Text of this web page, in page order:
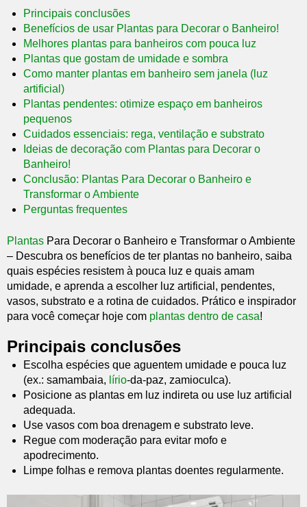
Principais conclusões
Benefícios de usar Plantas para Decorar o Banheiro!
Melhores plantas para banheiros com pouca luz
Plantas que gostam de umidade e sombra
Como manter plantas em banheiro sem janela (luz
artificial)
Plantas pendentes: otimize espaço em banheiros
pequenos
Cuidados essenciais: rega, ventilação e substrato
Ideias de decoração com Plantas para Decorar o
Banheiro!
Conclusão: Plantas Para Decorar o Banheiro e
Transformar o Ambiente
Perguntas frequentes
Plantas Para Decorar o Banheiro e Transformar o Ambiente
– Descubra os benefícios de ter plantas no banheiro, saiba
quais espécies resistem à pouca luz e quais amam
umidade, e aprenda a escolher luz artificial, pendentes,
vasos, substrato e a rotina de cuidados. Prático e inspirador
para você começar hoje com plantas dentro de casa!
Principais conclusões
Escolha espécies que aguentem umidade e pouca luz
(ex.: samambaia, lírio-da-paz, zamioculca).
Posicione as plantas em luz indireta ou use luz artificial
adequada.
Use vasos com boa drenagem e substrato leve.
Regue com moderação para evitar mofo e
apodrecimento.
Limpe folhas e remova plantas doentes regularmente.